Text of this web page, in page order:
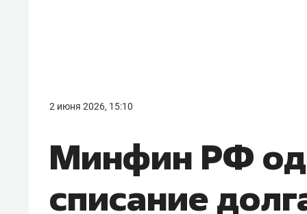
2 июня 2026, 15:10
Минфин РФ
списание
правил, бизнес может
потерять минимум